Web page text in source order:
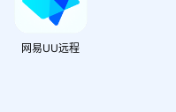
网易UU远程